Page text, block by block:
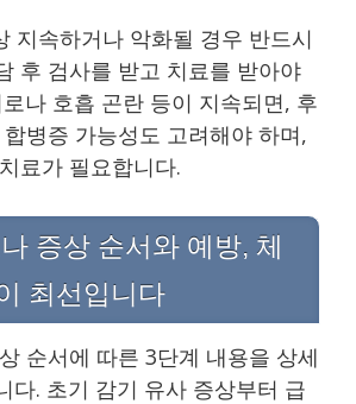
지속하거나 악화될 경우 반드시
후 검사를 받고 치료를 받아야
나 호흡 곤란 등이 지속되면, 후
병증 가능성도 고려해야 하며,
료가 필요합니다.
증상 순서와 예방, 체
최선입니다
순서에 따른 3단계 내용을 상세
다. 초기 감기 유사 증상부터 급